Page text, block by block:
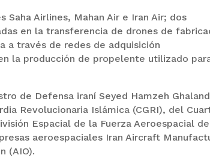
Airlines, Mahan Air e Iran Air; dos
en la transferencia de drones de
a través de redes de adquisición
la producción de propelente utilizado
de Defensa iraní Seyed Hamzeh
Revolucionaria Islámica (CGRI), del
Espacial de la Fuerza Aeroespacial
aeroespaciales Iran Aircraft
(AIO).